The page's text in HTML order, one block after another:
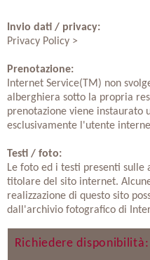
Invio dati / privacy:
Privacy Policy >
Prenotazione:
Internet Service(TM) non
alberghiera sotto la propria
prenotazione viene instaurato
esclusivamente l'utente
Testi / foto:
Le foto ed i testi presenti
titolare del sito internet.
realizzazione di questo sito
dall'archivio fotografico di
Richiedere disponibilità: